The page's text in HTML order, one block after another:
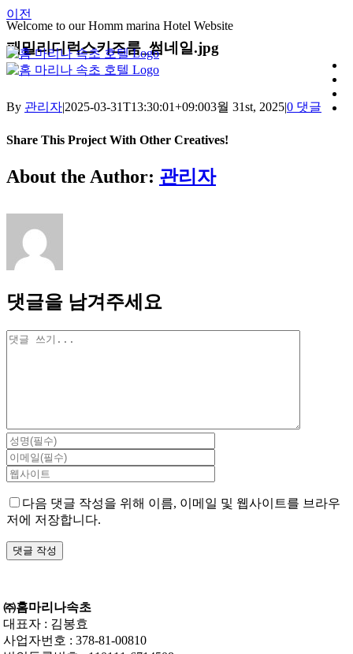
콘
텐
츠
로
건
뛰
Welcome to our Homm marina Hotel Website
이전
패밀리디럭스키즈룸_썸네일.jpg
By 관리자|2025-03-31T13:30:01+09:003월 31st, 2025|0 댓글
Share This Project With Other Creatives!
Facebook
X
Pinterest
이
메
About the Author: 관리자
댓글을 남겨주세요
댓
다음 댓글 작성을 위해 이름, 이메일 및 웹사이트를 브라우
저에 저장합니다.
㈜홈마리나속초
대표자 : 김봉효
사업자번호 : 378-81-00810